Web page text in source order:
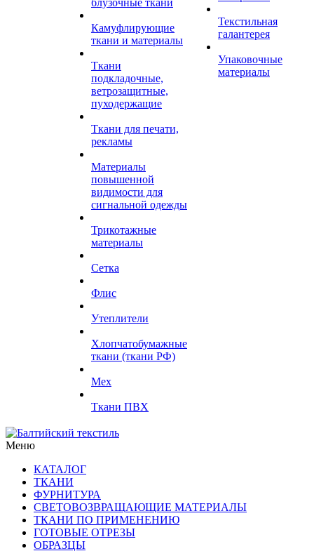
блузочные ткани
Камуфлирующие
ткани и материалы
Ткани
подкладочные,
ветрозащитные,
пуходержащие
Ткани для печати,
рекламы
Материалы
повышенной
видимости для
сигнальной одежды
Трикотажные
материалы
Сетка
Флис
Утеплители
Хлопчатобумажные
ткани (ткани РФ)
Мех
Ткани ПВХ
Текстильная
галантерея
Упаковочные
материалы
Меню
КАТАЛОГ
ТКАНИ
ФУРНИТУРА
СВЕТОВОЗВРАЩАЮЩИЕ МАТЕРИАЛЫ
ТКАНИ ПО ПРИМЕНЕНИЮ
ГОТОВЫЕ ОТРЕЗЫ
ОБРАЗЦЫ